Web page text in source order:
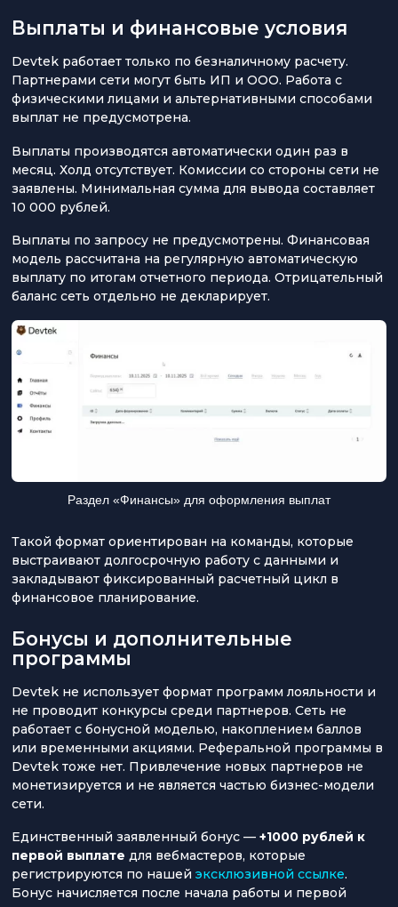
Выплаты и финансовые условия
Devtek работает только по безналичному расчету.
Партнерами сети могут быть ИП и ООО. Работа с
физическими лицами и альтернативными способами
выплат не предусмотрена.
Выплаты производятся автоматически один раз в
месяц. Холд отсутствует. Комиссии со стороны сети не
заявлены. Минимальная сумма для вывода составляет
10 000 рублей.
Выплаты по запросу не предусмотрены. Финансовая
модель рассчитана на регулярную автоматическую
выплату по итогам отчетного периода. Отрицательный
баланс сеть отдельно не декларирует.
Раздел «Финансы» для оформления выплат
Такой формат ориентирован на команды, которые
выстраивают долгосрочную работу с данными и
закладывают фиксированный расчетный цикл в
финансовое планирование.
Бонусы и дополнительные
программы
Devtek не использует формат программ лояльности и
не проводит конкурсы среди партнеров. Сеть не
работает с бонусной моделью, накоплением баллов
или временными акциями. Реферальной программы в
Devtek тоже нет. Привлечение новых партнеров не
монетизируется и не является частью бизнес-модели
сети.
Единственный заявленный бонус — +1000 рублей к
первой выплате для вебмастеров, которые
регистрируются по нашей эксклюзивной ссылке.
Бонус начисляется после начала работы и первой